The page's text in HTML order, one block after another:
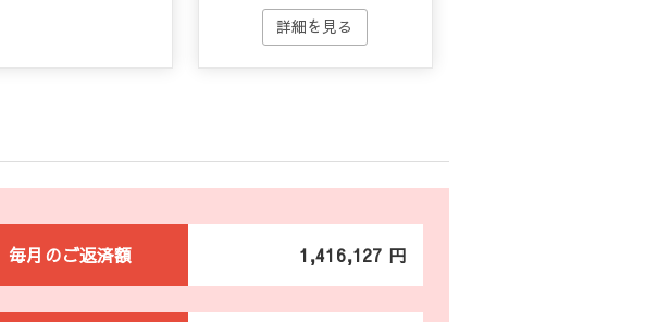
毎月のご返済額 1,416,127 円